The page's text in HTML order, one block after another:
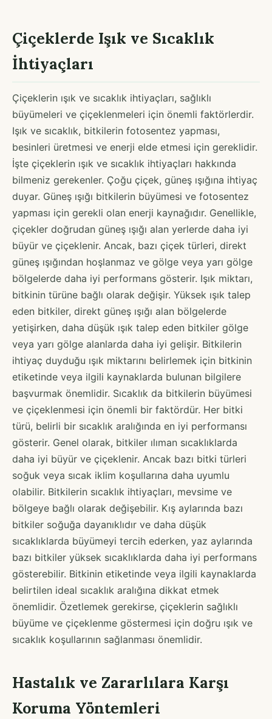
Çiçeklerde Işık ve Sıcaklık
İhtiyaçları
Çiçeklerin ışık ve sıcaklık ihtiyaçları, sağlıklı
büyümeleri ve çiçeklenmeleri için önemli faktörlerdir.
Işık ve sıcaklık, bitkilerin fotosentez yapması,
besinleri üretmesi ve enerji elde etmesi için gereklidir.
İşte çiçeklerin ışık ve sıcaklık ihtiyaçları hakkında
bilmeniz gerekenler. Çoğu çiçek, güneş ışığına ihtiyaç
duyar. Güneş ışığı bitkilerin büyümesi ve fotosentez
yapması için gerekli olan enerji kaynağıdır. Genellikle,
çiçekler doğrudan güneş ışığı alan yerlerde daha iyi
büyür ve çiçeklenir. Ancak, bazı çiçek türleri, direkt
güneş ışığından hoşlanmaz ve gölge veya yarı gölge
bölgelerde daha iyi performans gösterir. Işık miktarı,
bitkinin türüne bağlı olarak değişir. Yüksek ışık talep
eden bitkiler, direkt güneş ışığı alan bölgelerde
yetişirken, daha düşük ışık talep eden bitkiler gölge
veya yarı gölge alanlarda daha iyi gelişir. Bitkilerin
ihtiyaç duyduğu ışık miktarını belirlemek için bitkinin
etiketinde veya ilgili kaynaklarda bulunan bilgilere
başvurmak önemlidir. Sıcaklık da bitkilerin büyümesi
ve çiçeklenmesi için önemli bir faktördür. Her bitki
türü, belirli bir sıcaklık aralığında en iyi performansı
gösterir. Genel olarak, bitkiler ılıman sıcaklıklarda
daha iyi büyür ve çiçeklenir. Ancak bazı bitki türleri
soğuk veya sıcak iklim koşullarına daha uyumlu
olabilir. Bitkilerin sıcaklık ihtiyaçları, mevsime ve
bölgeye bağlı olarak değişebilir. Kış aylarında bazı
bitkiler soğuğa dayanıklıdır ve daha düşük
sıcaklıklarda büyümeyi tercih ederken, yaz aylarında
bazı bitkiler yüksek sıcaklıklarda daha iyi performans
gösterebilir. Bitkinin etiketinde veya ilgili kaynaklarda
belirtilen ideal sıcaklık aralığına dikkat etmek
önemlidir. Özetlemek gerekirse, çiçeklerin sağlıklı
büyüme ve çiçeklenme göstermesi için doğru ışık ve
sıcaklık koşullarının sağlanması önemlidir.
Hastalık ve Zararlılara Karşı
Koruma Yöntemleri